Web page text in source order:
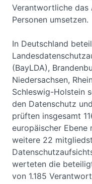
Verantwortliche
Personen umsetzen.
In Deutschland
(BayLDA),
Niedersachsen,
Schleswig-Holstein
den Datenschutz
prüften insgesamt
europäischer Ebene
weitere 22
werteten die
von 1.185